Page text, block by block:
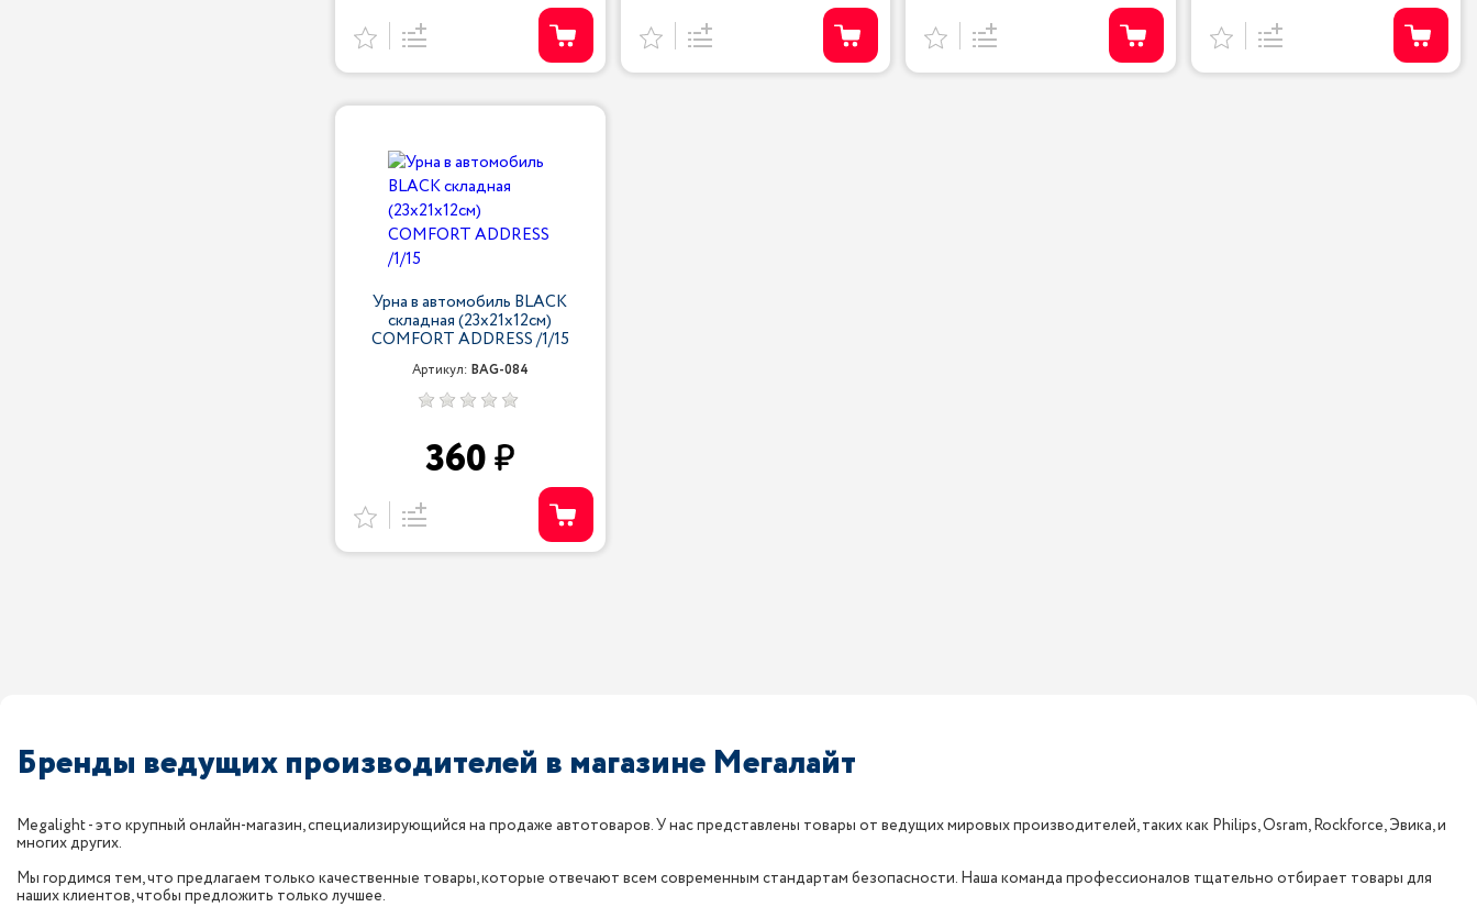
Урна в автомобиль BLACK
складная (23х21х12см)
COMFORT ADDRESS /1/15
Артикул: BAG-084
360
Бренды ведущих производителей в магазине Мегалайт
Megalight - это крупный онлайн-магазин, специализирующийся на продаже автотоваров. У нас представлены товары от ведущих мировых производителей, таких как Philips, Osram, Rockforce, Эвика, и
многих других.
Мы гордимся тем, что предлагаем только качественные товары, которые отвечают всем современным стандартам безопасности. Наша команда профессионалов тщательно отбирает товары для
наших клиентов, чтобы предложить только лучшее.